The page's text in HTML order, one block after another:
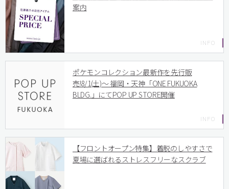
案内
ポケモンコレクション最新作を先行販
売!8/1(土)〜 福岡・天神「ONE FUKUOKA
BLDG.」にてPOP UP STORE開催
【フロントオープン特集】着脱のしやすさで
夏場に選ばれるストレスフリーなスクラブ